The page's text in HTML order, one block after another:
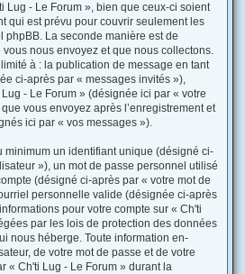
Lug - Le Forum », bien que ceux-ci soient
qui est prévu pour couvrir seulement les
phpBB. La seconde manière est de
vous nous envoyez et que nous collectons.
à : la publication de message en tant
ci-après par « messages invités »),
Lug - Le Forum » (désignée ici par « votre
vous envoyez après l’enregistrement et
ici par « vos messages »).
minimum un identifiant unique (désigné ci-
»), un mot de passe personnel utilisé
(désigné ci-après par « votre mot de
personnelle valide (désignée ci-après
pour votre compte sur « Ch'ti
par les lois de protection des données
nous héberge. Toute information en-
de votre mot de passe et de votre
« Ch'ti Lug - Le Forum » durant la